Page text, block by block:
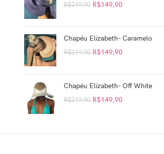
R$219,90 R$149,90
Chapéu Elizabeth- Caramelo
R$219,90 R$149,90
Chapéu Elizabeth- Off White
R$219,90 R$149,90